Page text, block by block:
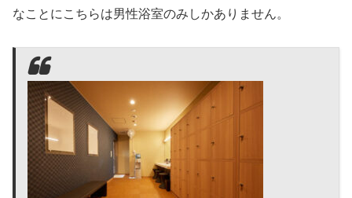
なことにこちらは男性浴室のみしかありません。